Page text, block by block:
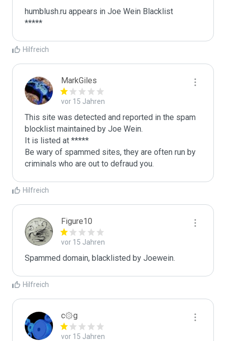
humblush.ru appears in Joe Wein Blacklist
*****
Hilfreich
MarkGiles
vor 15 Jahren
This site was detected and reported in the spam
blocklist maintained by Joe Wein.
It is listed at *****
Be wary of spammed sites, they are often run by
criminals who are out to defraud you.
Hilfreich
Figure10
vor 15 Jahren
Spammed domain, blacklisted by Joewein.
Hilfreich
c۞g
vor 15 Jahren